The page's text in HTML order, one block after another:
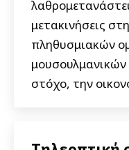
μετακινήσεις
πληθυσμιακών
μουσουλμανικών
στόχο, την